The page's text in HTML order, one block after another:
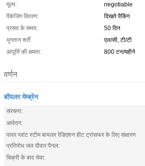
मूल्य:
negotiable
पैकेजिंग विवरण:
दिखते पैकिंग
प्रसव के समय:
50 दिन
भुगतान शर्तें:
एल/सी, टी/टी
आपूर्ति की क्षमता:
800 टन/महीने
वर्णन
बॉयलर मेम्ब्रेन
संरचना:
आवेदन:
पावर प्लांट स्टीम बायलर रेडिएशन हीट ट्रांसफर के लिए संक्षारण
प्रतिरोध जल दीवार पैनल:
बिक्री के बाद सेवा: